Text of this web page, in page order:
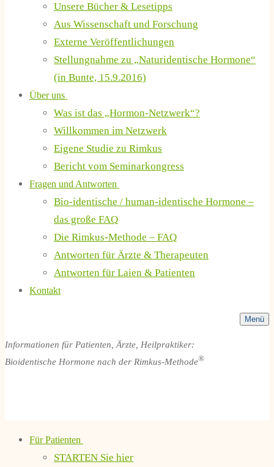
Unsere Bücher & Lesetipps
Aus Wissenschaft und Forschung
Externe Veröffentlichungen
Stellungnahme zu „Naturidentische Hormone“
(in Bunte, 15.9.2016)
Über uns
Was ist das „Hormon-Netzwerk“?
Willkommen im Netzwerk
Eigene Studie zu Rimkus
Bericht vom Seminarkongress
Fragen und Antworten
Bio-identische / human-identische Hormone –
das große FAQ
Die Rimkus-Methode – FAQ
Antworten für Ärzte & Therapeuten
Antworten für Laien & Patienten
Kontakt
Menü
Informationen für Patienten, Ärzte, Heilpraktiker:
Bioidentische Hormone nach der Rimkus-Methode®
Für Patienten
STARTEN Sie hier